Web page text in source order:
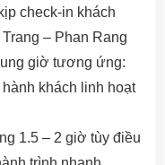
check-in khách
– Phan Rang
giờ tương ứng:
khách linh hoạt
1.5 – 2 giờ tùy điều